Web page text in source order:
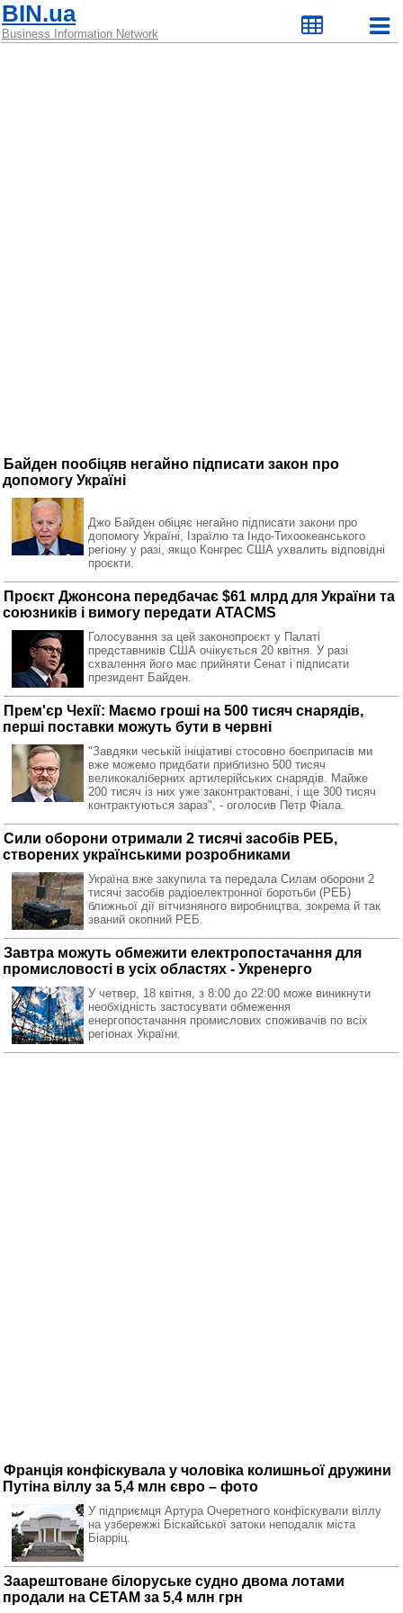
BIN.ua
Business Information Network
Байден пообіцяв негайно підписати закон про
допомогу Україні
Джо Байден обіцяє негайно підписати закони про
допомогу Україні, Ізраїлю та Індо-Тихоокеанського
регіону у разі, якщо Конгрес США ухвалить відповідні
проєкти.
Проєкт Джонсона передбачає $61 млрд для України та
союзників і вимогу передати ATACMS
Голосування за цей законопроєкт у Палаті
представників США очікується 20 квітня. У разі
схвалення його має прийняти Сенат і підписати
президент Байден.
Прем'єр Чехії: Маємо гроші на 500 тисяч снарядів,
перші поставки можуть бути в червні
"Завдяки чеській ініціативі стосовно боєприпасів ми
вже можемо придбати приблизно 500 тисяч
великокаліберних артилерійських снарядів. Майже
200 тисяч із них уже законтрактовані, і ще 300 тисяч
контрактуються зараз", - оголосив Петр Фіала.
Сили оборони отримали 2 тисячі засобів РЕБ,
створених українськими розробниками
Україна вже закупила та передала Силам оборони 2
тисячі засобів радіоелектронної боротьби (РЕБ)
ближньої дії вітчизняного виробництва, зокрема й так
званий окопний РЕБ.
Завтра можуть обмежити електропостачання для
промисловості в усіх областях - Укренерго
У четвер, 18 квітня, з 8:00 до 22:00 може виникнути
необхідність застосувати обмеження
енергопостачання промислових споживачів по всіх
регіонах України.
Франція конфіскувала у чоловіка колишньої дружини
Путіна віллу за 5,4 млн євро – фото
У підприємця Артура Очеретного конфіскували віллу
на узбережжі Біскайської затоки неподалік міста
Біарріц.
Заарештоване білоруське судно двома лотами
продали на СЕТАМ за 5,4 млн грн